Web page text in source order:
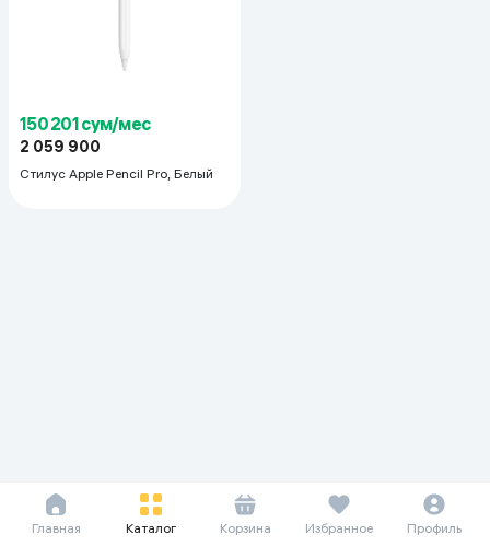
150 201 сум/мес
2 059 900
Стилус Apple Pencil Pro, Белый
Главная Каталог Корзина Избранное Профиль